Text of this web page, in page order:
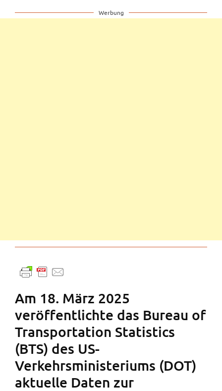
Werbung
Am 18. März 2025
veröffentlichte das Bureau of
Transportation Statistics
(BTS) des US-
Verkehrsministeriums (DOT)
aktuelle Daten zur